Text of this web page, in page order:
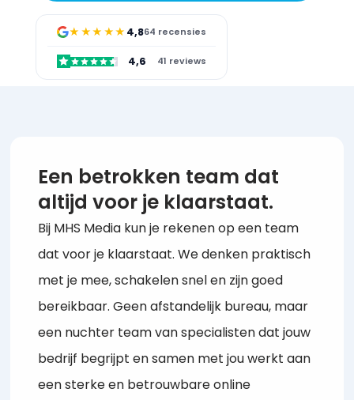
★★★★★ 4,864 recensies
4,6 41 reviews
Een betrokken team dat
altijd voor je klaarstaat.
Bij MHS Media kun je rekenen op een team
dat voor je klaarstaat. We denken praktisch
met je mee, schakelen snel en zijn goed
bereikbaar. Geen afstandelijk bureau, maar
een nuchter team van specialisten dat jouw
bedrijf begrijpt en samen met jou werkt aan
een sterke en betrouwbare online